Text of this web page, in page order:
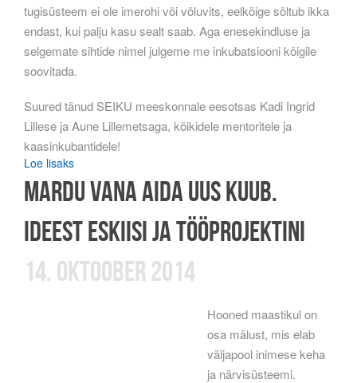
tugisüsteem ei ole imerohi või võluvits, eelkõige sõltub ikka
endast, kui palju kasu sealt saab. Aga enesekindluse ja
selgemate sihtide nimel julgeme me inkubatsiooni kõigile
soovitada.
Suured tänud SEIKU meeskonnale eesotsas Kadi Ingrid
Lillese ja Aune Lillemetsaga, kõikidele mentoritele ja
kaasinkubantidele!
Loe lisaks
Mardu vana aida uus kuub.
Ideest eskiisi ja tööprojektini
14. oktoober 2014
Hooned maastikul on
osa mälust, mis elab
väljapool inimese keha
ja närvisüsteemi.